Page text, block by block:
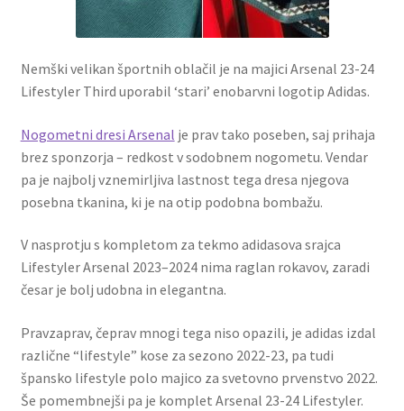
Nemški velikan športnih oblačil je na majici Arsenal 23-24
Lifestyler Third uporabil ‘stari’ enobarvni logotip Adidas.
Nogometni dresi Arsenal je prav tako poseben, saj prihaja
brez sponzorja – redkost v sodobnem nogometu. Vendar
pa je najbolj vznemirljiva lastnost tega dresa njegova
posebna tkanina, ki je na otip podobna bombažu.
V nasprotju s kompletom za tekmo adidasova srajca
Lifestyler Arsenal 2023–2024 nima raglan rokavov, zaradi
česar je bolj udobna in elegantna.
Pravzaprav, čeprav mnogi tega niso opazili, je adidas izdal
različne “lifestyle” kose za sezono 2022-23, pa tudi
špansko lifestyle polo majico za svetovno prvenstvo 2022.
Še pomembnejši pa je komplet Arsenal 23-24 Lifestyler.